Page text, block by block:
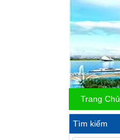
Trang Chủ
Tìm kiếm